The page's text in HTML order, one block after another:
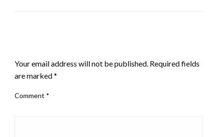
Your email address will not be published. Required fields
are marked*
Comment *